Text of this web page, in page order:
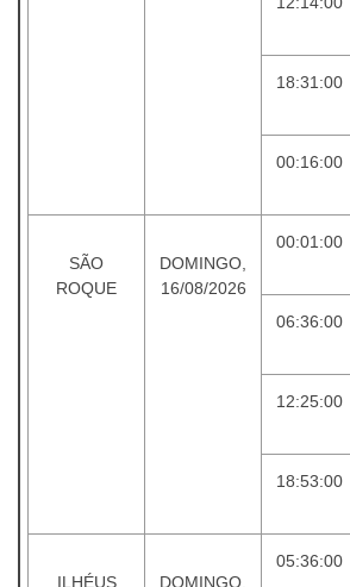
18:31:00
00:16:00
SÃO
ROQUE
DOMINGO,
16/08/2026
00:01:00
06:36:00
12:25:00
18:53:00
ILHÉUS
DOMINGO,
05:36:00